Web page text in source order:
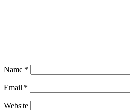
Name *
Email *
Website